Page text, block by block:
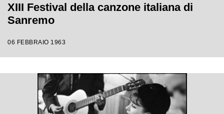
XIII Festival della canzone italiana di
Sanremo
06 FEBBRAIO 1963